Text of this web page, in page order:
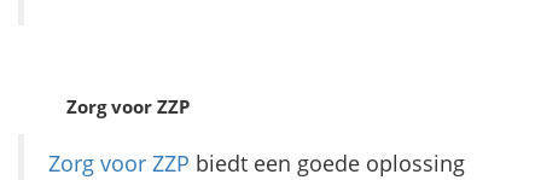
Zorg voor ZZP
Zorg voor ZZP biedt een goede oplossing